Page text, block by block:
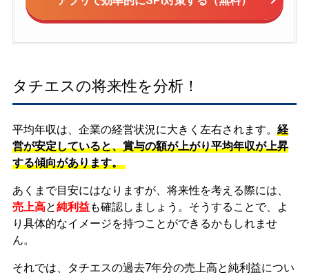
タチエスの将来性を分析！
平均年収は、企業の経営状況に大きく左右されます。 経
営が安定していると、賞与の額が上がり平均年収が上昇
する傾向があります。
あくまで目安にはなりますが、将来性を考える際には、
売上高と純利益も確認しましょう。そうすることで、よ
り具体的なイメージを持つことができるかもしれませ
ん。
それでは、タチエスの過去7年分の売上高と純利益につい